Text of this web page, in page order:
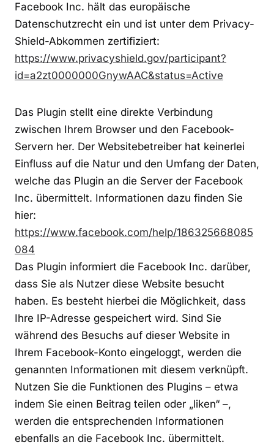
Facebook Inc. hält das europäische
Datenschutzrecht ein und ist unter dem Privacy-
Shield-Abkommen zertifiziert:
https://www.privacyshield.gov/participant?
id=a2zt0000000GnywAAC&status=Active
Das Plugin stellt eine direkte Verbindung
zwischen Ihrem Browser und den Facebook-
Servern her. Der Websitebetreiber hat keinerlei
Einfluss auf die Natur und den Umfang der Daten,
welche das Plugin an die Server der Facebook
Inc. übermittelt. Informationen dazu finden Sie
hier:
https://www.facebook.com/help/186325668085
084
Das Plugin informiert die Facebook Inc. darüber,
dass Sie als Nutzer diese Website besucht
haben. Es besteht hierbei die Möglichkeit, dass
Ihre IP-Adresse gespeichert wird. Sind Sie
während des Besuchs auf dieser Website in
Ihrem Facebook-Konto eingeloggt, werden die
genannten Informationen mit diesem verknüpft.
Nutzen Sie die Funktionen des Plugins – etwa
indem Sie einen Beitrag teilen oder „liken“ –,
werden die entsprechenden Informationen
ebenfalls an die Facebook Inc. übermittelt.